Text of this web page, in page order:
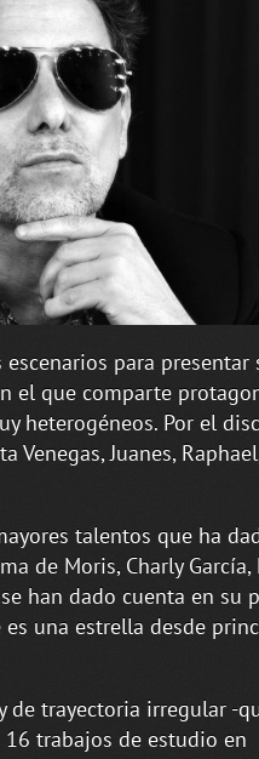
para presentar
el que comparte
heterogéneos. Por el
Venegas, Juanes,
talentos que ha
de Moris, Charly García,
han dado cuenta en su
una estrella desde
trayectoria irregular -
trabajos de estudio en